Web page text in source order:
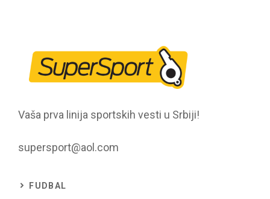
Vaša prva linija sportskih vesti u Srbiji!
supersport@aol.com
FUDBAL